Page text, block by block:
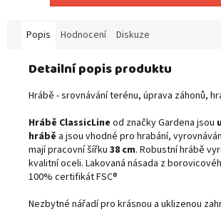
Popis Hodnocení Diskuze
Detailní popis produktu
Hrábě - srovnávání terénu, úprava záhonů,
Hrábě ClassicLine od značky Gardena jsou
hrábě a jsou vhodné pro hrabání,
mají pracovní šířku 38 cm. Robustní hrábě
kvalitní oceli. Lakovaná násada z
100% certifikát FSC®
Nezbytné nářadí pro krásnou a uklizenou